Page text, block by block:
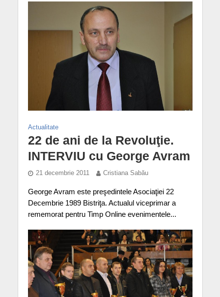
Actualitate
22 de ani de la Revoluţie.
INTERVIU cu George Avram
21 decembrie 2011 Cristiana Sabău
George Avram este preşedintele Asociaţiei 22
Decembrie 1989 Bistriţa. Actualul viceprimar a
rememorat pentru Timp Online evenimentele...